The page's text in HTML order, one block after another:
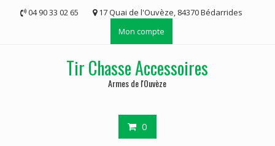
04 90 33 02 65
17 Quai de l'Ouvèze, 84370 Bédarrides
Mon compte
Tir Chasse Accessoires
Armes de l'Ouvèze
0